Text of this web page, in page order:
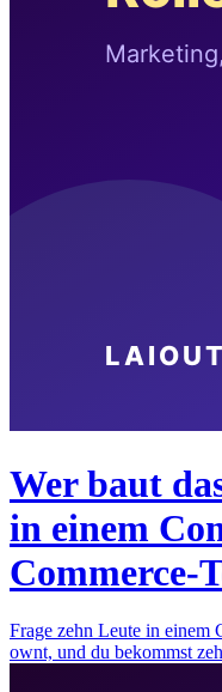
Wer baut
in einem
Commerce-
Frage zehn Leute in einem
ownt, und du bekommst